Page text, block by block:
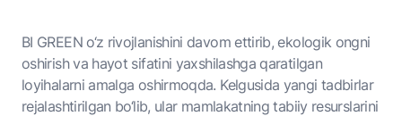
BI GREEN o‘z rivojlanishini davom ettirib, ekologik ongni
oshirish va hayot sifatini yaxshilashga qaratilgan
loyihalarni amalga oshirmoqda. Kelgusida yangi tadbirlar
rejalashtirilgan bo‘lib, ular mamlakatning tabiiy resurslarini